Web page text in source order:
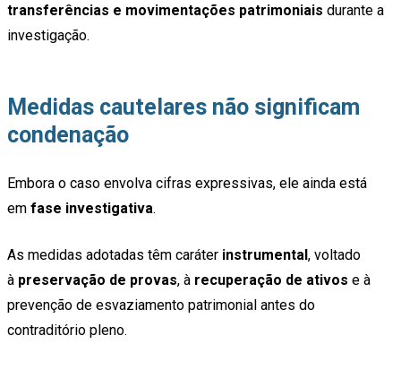
transferências e movimentações patrimoniais durante a
investigação.
Medidas cautelares não significam
condenação
Embora o caso envolva cifras expressivas, ele ainda está
em fase investigativa.
As medidas adotadas têm caráter instrumental, voltado
à preservação de provas, à recuperação de ativos e à
prevenção de esvaziamento patrimonial antes do
contraditório pleno.